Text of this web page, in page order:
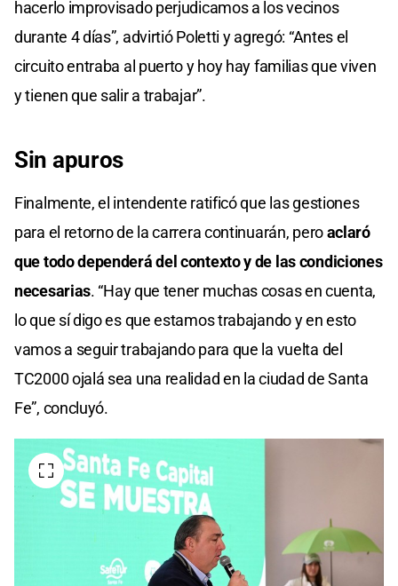
hacerlo improvisado perjudicamos a los vecinos
durante 4 días”, advirtió Poletti y agregó: “Antes el
circuito entraba al puerto y hoy hay familias que viven
y tienen que salir a trabajar”.
Sin apuros
Finalmente, el intendente ratificó que las gestiones
para el retorno de la carrera continuarán, peroaclaró
que todo dependerá del contexto y de las condiciones
necesarias. “Hay que tener muchas cosas en cuenta,
lo que sí digo es que estamos trabajando y en esto
vamos a seguir trabajando para que la vuelta del
TC2000 ojalá sea una realidad en la ciudad de Santa
Fe”, concluyó.